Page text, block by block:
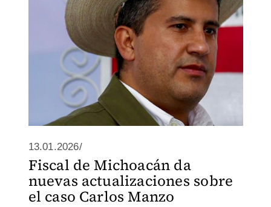
13.01.2026/
Fiscal de Michoacán da
nuevas actualizaciones sobre
el caso Carlos Manzo